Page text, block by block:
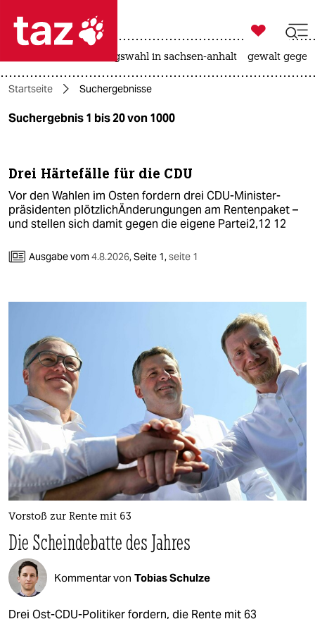
 taz zahl ich
taz zahl ich
themen
öko
gesellschaft
kultur
nord
wahrheit
verlag
verlag
veranstaltungen
shop
fragen & hilfe
unterstützen
abo
genossenschaft

taz zahl ich
landtagswahl in sachsen-anhalt gewalt
Startseite Suchergebnisse
Suchergebnis 1 bis 20 von 1000
Drei Härtefälle für die CDU
Vor den Wahlen im Osten fordern drei CDU-Minister­
präsidenten plötzlichÄnderungungen am Rentenpaket –
und stellen sich damit gegen die eigene Partei2,12 12
Ausgabe vom4.8.2026,Seite 1,seite 1
Vorstoß zur Rente mit 63
Die Scheindebatte des Jahres
Kommentar von Tobias Schulze
Drei Ost-CDU-Politiker fordern, die Rente mit 63